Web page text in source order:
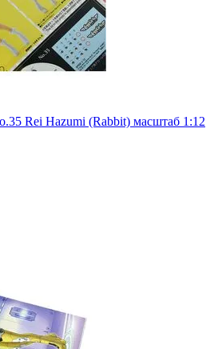
Rei Hazumi (Rabbit) масштаб 1:12